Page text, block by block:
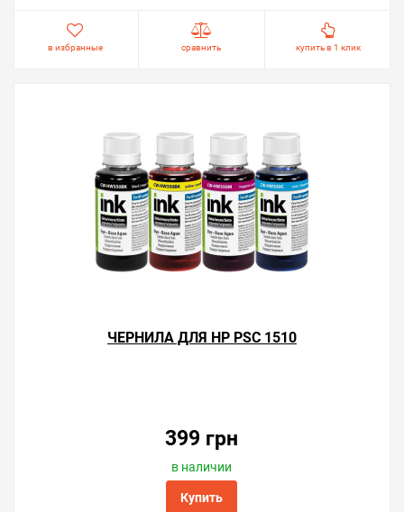
в избранные сравнить купить в 1 клик
ЧЕРНИЛА ДЛЯ HP PSC 1510
399 грн
в наличии
Купить